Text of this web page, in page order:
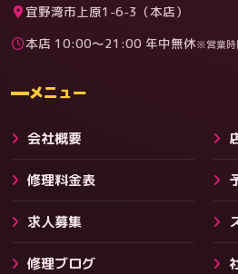
料金
宜野湾市上原1-6-3（本店）
本店 10:00〜21:00 年中無休※営業時
メニュー
会社概要
修理料金表
求人募集
修理ブログ